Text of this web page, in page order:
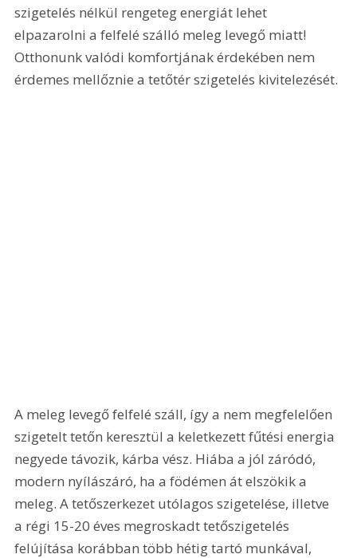
szigetelés nélkül rengeteg energiát lehet
elpazarolni a felfelé szálló meleg levegő miatt!
Otthonunk valódi komfortjának érdekében nem
érdemes mellőznie a tetőtér szigetelés kivitelezését.
A meleg levegő felfelé száll, így a nem megfelelően
szigetelt tetőn keresztül a keletkezett fűtési energia
negyede távozik, kárba vész. Hiába a jól záródó,
modern nyílászáró, ha a födémen át elszökik a
meleg. A tetőszerkezet utólagos szigetelése, illetve
a régi 15-20 éves megroskadt tetőszigetelés
felújítása korábban több hétig tartó munkával,